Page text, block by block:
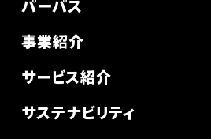
パーパス
事業紹介
サービス紹介
サステナビリティ